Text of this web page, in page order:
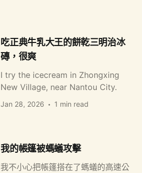
吃正典牛乳大王的餅乾三明治冰
磚，很爽
I try the icecream in Zhongxing
New Village, near Nantou City.
Jan 28, 2026 1 min read
我的帳篷被螞蟻攻擊
我不小心把帳篷搭在了螞蟻的高速公